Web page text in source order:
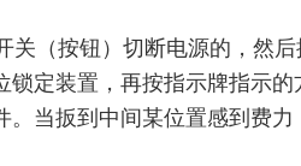
（按钮）切断电源的，然
锁定装置，再按指示牌指示
。当扳到中间某位置感到费